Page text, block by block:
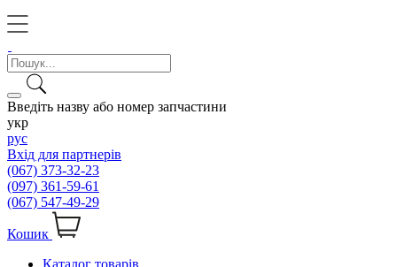
Введіть назву або номер запчастини
укр
рус
Вхід для партнерів
(067) 373-32-23
(097) 361-59-61
(067) 547-49-29
Кошик